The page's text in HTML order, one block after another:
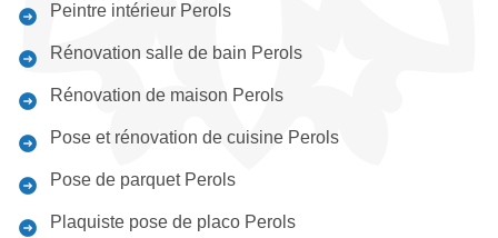
Peintre intérieur Perols
Rénovation salle de bain Perols
Rénovation de maison Perols
Pose et rénovation de cuisine Perols
Pose de parquet Perols
Plaquiste pose de placo Perols